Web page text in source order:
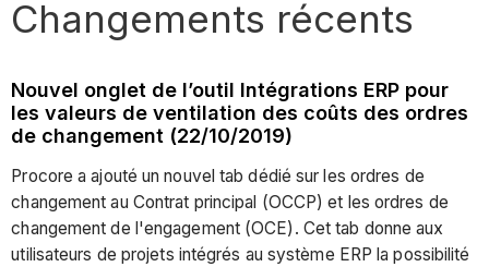
Changements récents
Nouvel onglet de l’outil Intégrations ERP pour
les valeurs de ventilation des coûts des ordres
de changement (22/10/2019)
Procore a ajouté un nouvel tab dédié sur les ordres de
changement au Contrat principal (OCCP) et les ordres de
changement de l'engagement (OCE). Cet tab donne aux
utilisateurs de projets intégrés au système ERP la possibilité